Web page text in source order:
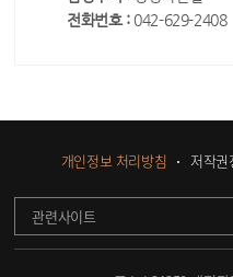
전화번호 : 042-629-2408
개인정보 처리방침 저작권
관련사이트